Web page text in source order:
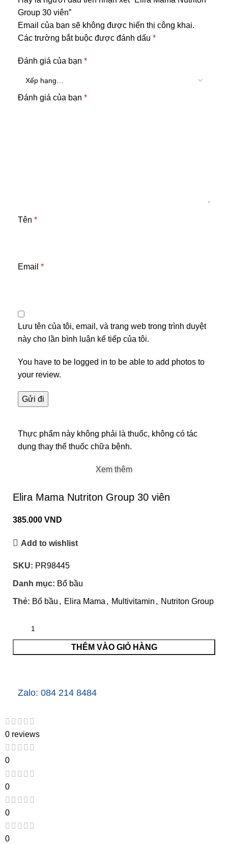
Group 30 viên”
Email của bạn sẽ không được hiển thị công khai.
Các trường bắt buộc được đánh dấu *
Đánh giá của bạn *
Đánh giá của bạn *
Tên *
Email *
Lưu tên của tôi, email, và trang web trong trình duyệt
này cho lần bình luận kế tiếp của tôi.
You have to be logged in to be able to add photos to
your review.
Thực phẩm này không phải là thuốc, không có tác
dụng thay thế thuốc chữa bệnh.
Xem thêm
Elira Mama Nutriton Group 30 viên
385.000 VND
Add to wishlist
SKU: PR98445
Danh mục: Bổ bầu
Thẻ: Bổ bầu , Elira Mama , Multivitamin , Nutriton Group
THÊM VÀO GIỎ HÀNG
Zalo: 084 214 8484
0 reviews
0
0
0
0